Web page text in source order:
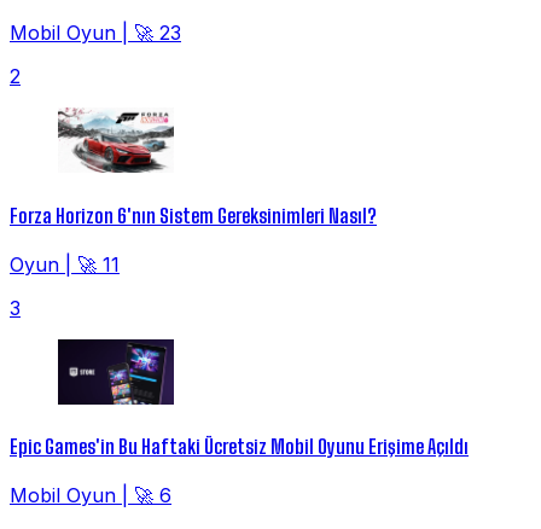
Mobil Oyun
🚀 23
2
Forza Horizon 6'nın Sistem Gereksinimleri Nasıl?
Oyun
🚀 11
3
Epic Games'in Bu Haftaki Ücretsiz Mobil Oyunu Erişime Açıldı
Mobil Oyun
🚀 6